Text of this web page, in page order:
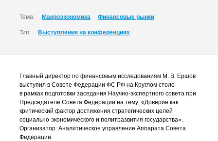
Тема: Макроэкономика Финансовые рынки
Тип: Выступления на конференциях
Главный директор по финансовым исследованиям М. В. Ершов
выступил в Совете Федерации ФС РФ на Круглом столе
в рамках подготовки заседания Научно-экспертного совета при
Председателе Совета Федерации на тему: «Доверие как
критический фактор достижения стратегических целей
социально-экономического и политразвития государства».
Организатор: Аналитическое управление Аппарата Совета
Федерации.